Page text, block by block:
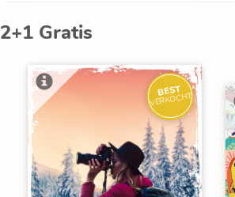
2+1 Gratis
BEST
VERKOCHT